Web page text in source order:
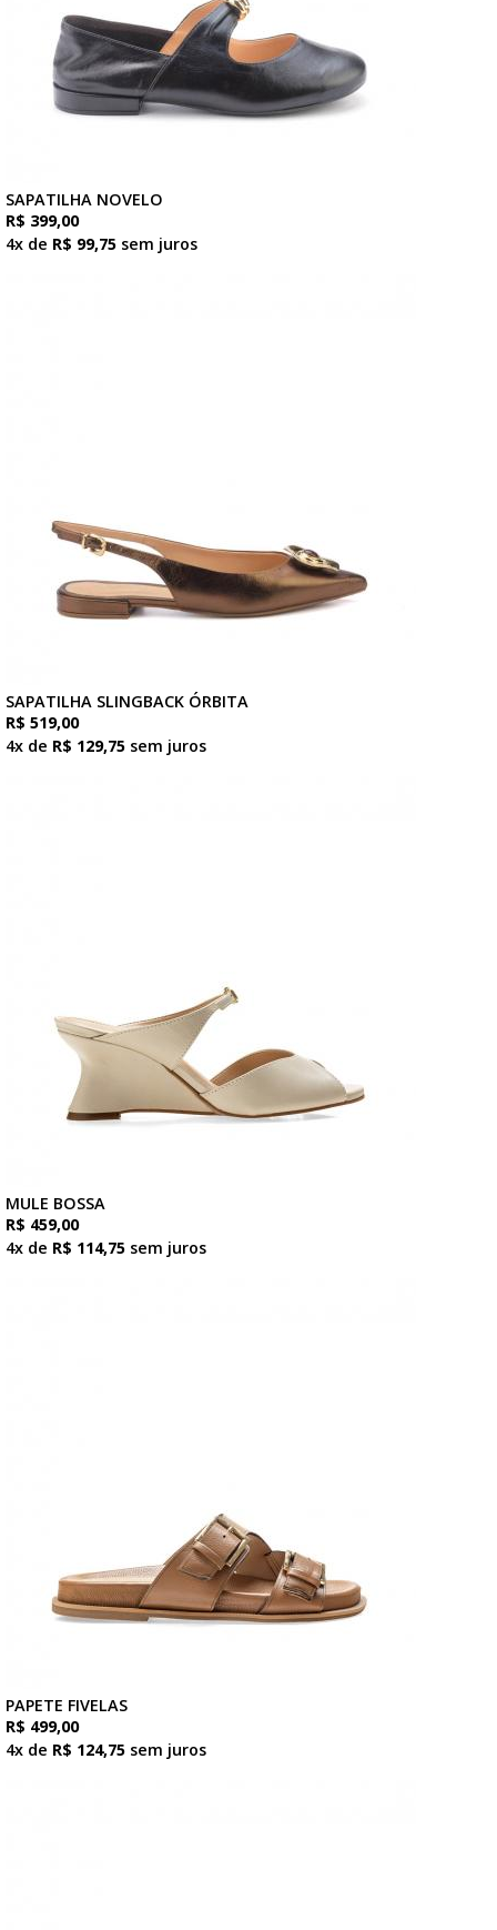
SAPATILHA NOVELO
R$ 399,00
4x de R$ 99,75 sem juros
SAPATILHA SLINGBACK ÓRBITA
R$ 519,00
4x de R$ 129,75 sem juros
MULE BOSSA
R$ 459,00
4x de R$ 114,75 sem juros
PAPETE FIVELAS
R$ 499,00
4x de R$ 124,75 sem juros